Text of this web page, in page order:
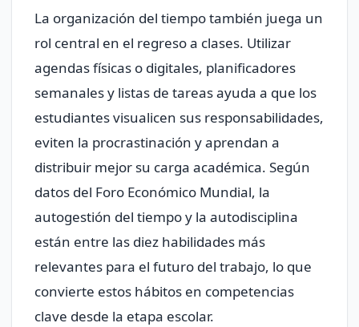
La organización del tiempo también juega un
rol central en el regreso a clases. Utilizar
agendas físicas o digitales, planificadores
semanales y listas de tareas ayuda a que los
estudiantes visualicen sus responsabilidades,
eviten la procrastinación y aprendan a
distribuir mejor su carga académica. Según
datos del Foro Económico Mundial, la
autogestión del tiempo y la autodisciplina
están entre las diez habilidades más
relevantes para el futuro del trabajo, lo que
convierte estos hábitos en competencias
clave desde la etapa escolar.